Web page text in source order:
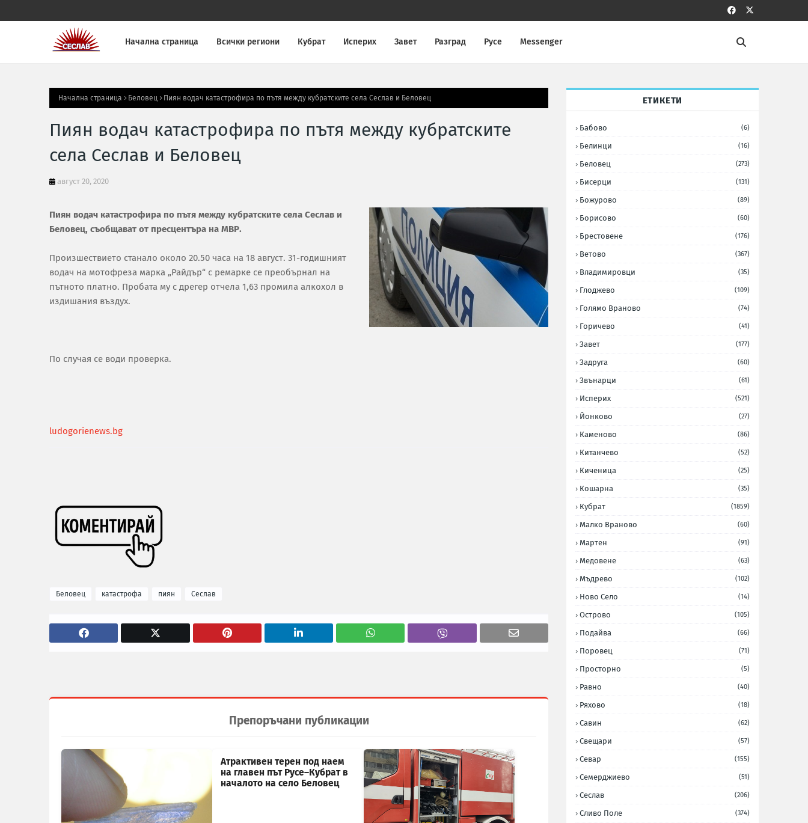
Начална страница Всички региони Кубрат Исперих Завет Разград Русе Messenger
Начална страница Беловец Пиян водач катастрофира по пътя между кубратските села Сеслав и Беловец
Пиян водач катастрофира по пътя между кубратските
села Сеслав и Беловец
август 20, 2020
Пиян водач катастрофира по пътя между кубратските села Сеслав и
Беловец, съобщават от пресцентъра на МВР.
Произшествието станало около 20.50 часа на 18 август. 31-годишният
водач на мотофреза марка „Райдър“ с ремарке се преобърнал на
пътното платно. Пробата му с дрегер отчела 1,63 промила алкохол в
издишания въздух.
По случая се води проверка.
ludogorienews.bg
Беловец катастрофа пиян Сеслав
Препоръчани публикации
Атрактивен терен под наем
на главен път Русе–Кубрат в
началото на село Беловец
ЕТИКЕТИ
Бабово (6)
Белинци (16)
Беловец (273)
Бисерци (131)
Божурово (89)
Борисово (60)
Брестовене (176)
Ветово (367)
Владимировци (35)
Глоджево (109)
Голямо Враново (74)
Горичево (41)
Завет (177)
Задруга (60)
Звънарци (61)
Исперих (521)
Йонково (27)
Каменово (86)
Китанчево (52)
Киченица (25)
Кошарна (35)
Кубрат (1859)
Малко Враново (60)
Мартен (91)
Медовене (63)
Мъдрево (102)
Ново Село (14)
Острово (105)
Подайва (66)
Поровец (71)
Просторно (5)
Равно (40)
Ряхово (18)
Савин (62)
Свещари (57)
Севар (155)
Семерджиево (51)
Сеслав (206)
Сливо Поле (374)